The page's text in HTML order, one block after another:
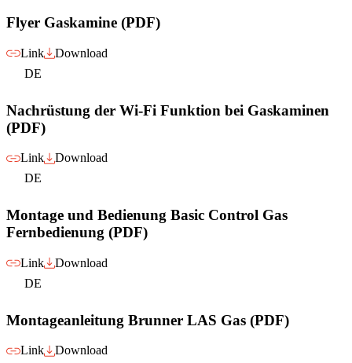
Flyer Gaskamine (PDF)
Link
Download
DE
Nachrüstung der Wi-Fi Funktion bei Gaskaminen
(PDF)
Link
Download
DE
Montage und Bedienung Basic Control Gas
Fernbedienung (PDF)
Link
Download
DE
Montageanleitung Brunner LAS Gas (PDF)
Link
Download